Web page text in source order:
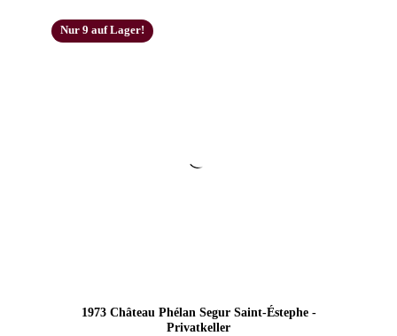
Nur 9 auf Lager!
1973 Château Phélan Segur Saint-Éstephe -
Privatkeller